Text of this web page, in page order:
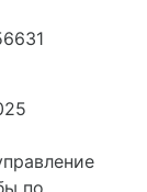
по